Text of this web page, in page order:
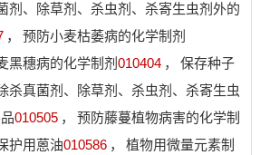
剂、除草剂、杀虫剂、杀寄生虫剂外的
，
预防小麦枯萎病的化学制剂
黑穗病的化学制剂 010404 ，
保存种子
杀真菌剂、除草剂、杀虫剂、杀寄生虫
010505 ，
预防藤蔓植物病害的化学制
护用蒽油010586 ，
植物用微量元素制